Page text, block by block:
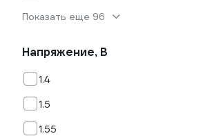
Показать еще 96
Напряжение, В
1.4
1.5
1.55